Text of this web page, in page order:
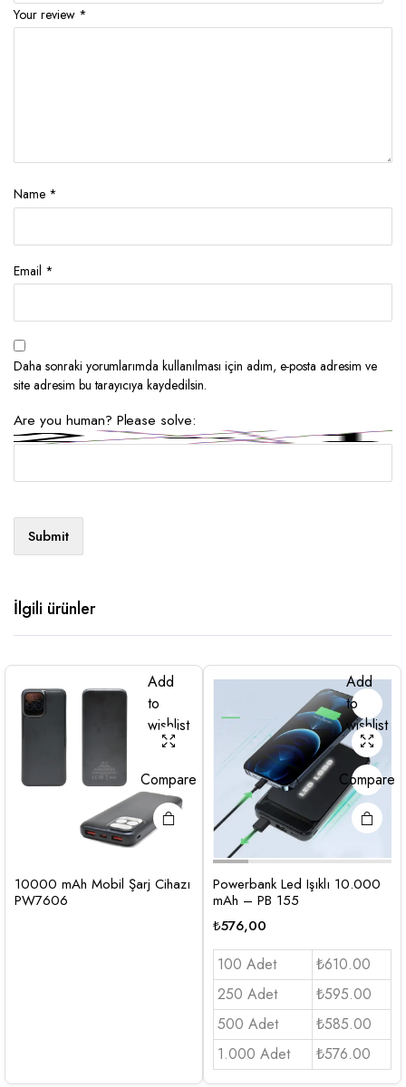
Your review *
Name *
Email *
Daha sonraki yorumlarımda kullanılması için adım, e-posta adresim ve
site adresim bu tarayıcıya kaydedilsin.
Are you human? Please solve:
İlgili ürünler
Add
to
wishlist
Compare
10000 mAh Mobil Şarj Cihazı
PW7606
Add
to
wishlist
Compare
Powerbank Led Işıklı 10.000
mAh – PB 155
₺576,00
100 Adet
₺610.00
250 Adet
₺595.00
500 Adet
₺585.00
1.000 Adet
₺576.00